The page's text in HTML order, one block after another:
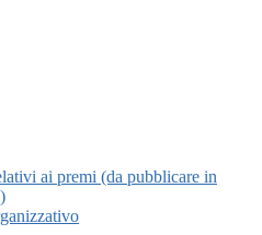
ai premi (da pubblicare in